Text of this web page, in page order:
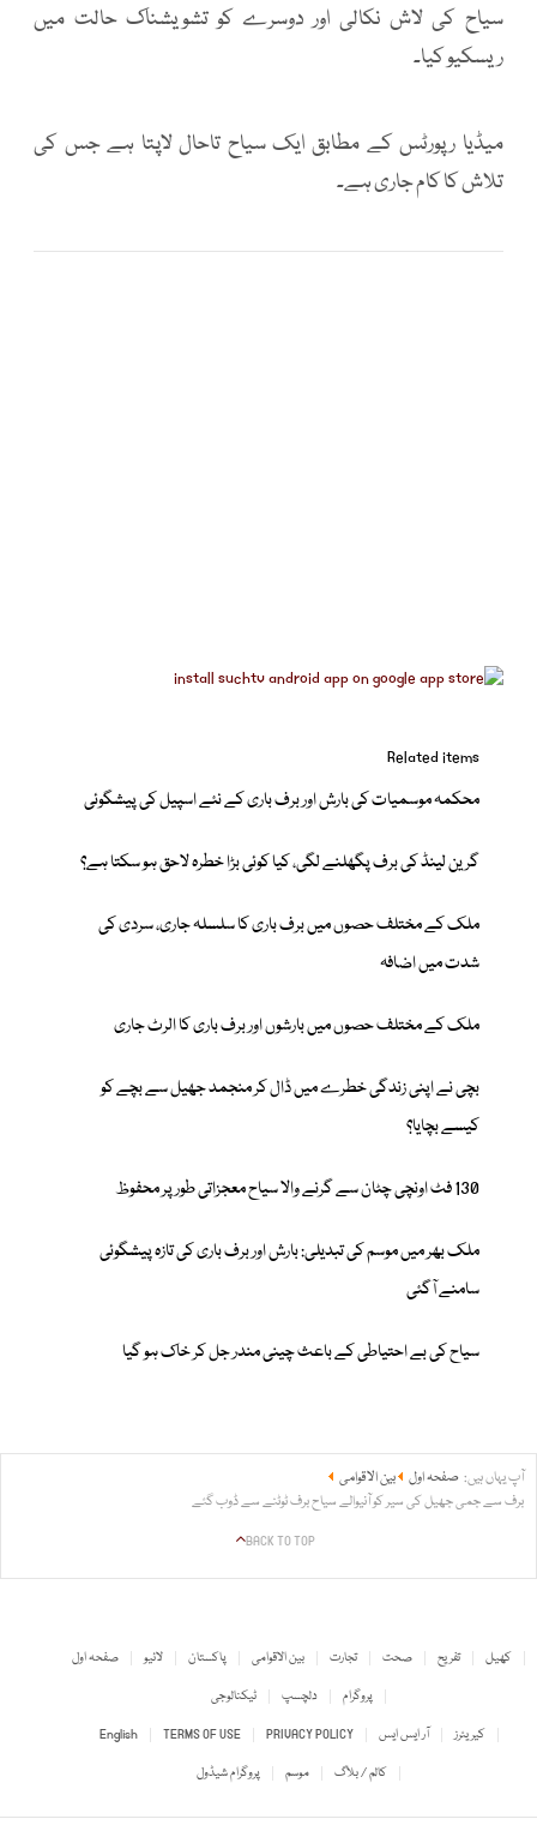
سیاح کی لاش نکالی اور دوسرے کو تشویشناک حالت میں
ریسکیو کیا۔
میڈیا رپورٹس کے مطابق ایک سیاح تاحال لاپتا ہے جس کی
تلاش کا کام جاری ہے۔
Related items
محکمہ موسمیات کی بارش اور برف باری کے نئے اسپیل کی پیشگوئی
گرین لینڈ کی برف پگھلنے لگی، کیا کوئی بڑا خطرہ لاحق ہو سکتا ہے؟
ملک کے مختلف حصوں میں برف باری کا سلسلہ جاری، سردی کی
شدت میں اضافہ
ملک کے مختلف حصوں میں بارشوں اور برف باری کا الرٹ جاری
بچی نے اپنی زندگی خطرے میں ڈال کر منجمد جھیل سے بچے کو
کیسے بچایا؟
130 فٹ اونچی چٹان سے گرنے والا سیاح معجزاتی طور پر محفوظ
ملک بھر میں موسم کی تبدیلی: بارش اور برف باری کی تازہ پیشگوئی
سامنے آگئی
سیاح کی بے احتیاطی کے باعث چینی مندر جل کر خاک ہو گیا
آپ یہاں ہیں: صفحہ اول
بین الاقوامی
برف سے جمی جھیل کی سیر کو آنیوالے سیاح برف ٹوٹنے سے ڈوب گئے
BACK TO TOP
صفحہ اول لائیو پاکستان بین الاقوامی تجارت صحت تفریح
کھیل
ٹیکنالوجی
دلچسپ
پروگرام
English
TERMS OF USE PRIVACY POLICY آر ایس ایس
کیریئرز
پروگرام شیڈول
موسم کالم / بلاگ